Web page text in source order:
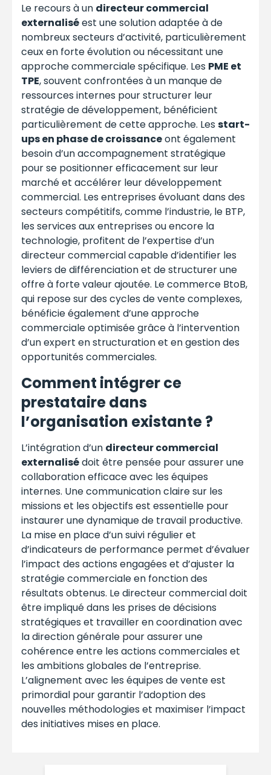
Le recours à un directeur commercial
externaliséest une solution adaptée à de
nombreux secteurs d’activité, particulièrement
ceux en forte évolution ou nécessitant une
approche commerciale spécifique. Les PME et
TPE, souvent confrontées à un manque de
ressources internes pour structurer leur
stratégie de développement, bénéficient
particulièrement de cette approche. Les start-
ups en phase de croissanceont également
besoin d’un accompagnement stratégique
pour se positionner efficacement sur leur
marché et accélérer leur développement
commercial. Les entreprises évoluant dans des
secteurs compétitifs, comme l’industrie, le BTP,
les services aux entreprises ou encore la
technologie, profitent de l’expertise d’un
directeur commercial capable d’identifier les
leviers de différenciation et de structurer une
offre à forte valeur ajoutée. Le commerce BtoB,
qui repose sur des cycles de vente complexes,
bénéficie également d’une approche
commerciale optimisée grâce à l’intervention
d’un expert en structuration et en gestion des
opportunités commerciales.
Comment intégrer ce
prestataire dans
l’organisation existante ?
L’intégration d’un directeur commercial
externalisédoit être pensée pour assurer une
collaboration efficace avec les équipes
internes. Une communication claire sur les
missions et les objectifs est essentielle pour
instaurer une dynamique de travail productive.
La mise en place d’un suivi régulier et
d’indicateurs de performance permet d’évaluer
l’impact des actions engagées et d’ajuster la
stratégie commerciale en fonction des
résultats obtenus. Le directeur commercial doit
être impliqué dans les prises de décisions
stratégiques et travailler en coordination avec
la direction générale pour assurer une
cohérence entre les actions commerciales et
les ambitions globales de l’entreprise.
L’alignement avec les équipes de vente est
primordial pour garantir l’adoption des
nouvelles méthodologies et maximiser l’impact
des initiatives mises en place.